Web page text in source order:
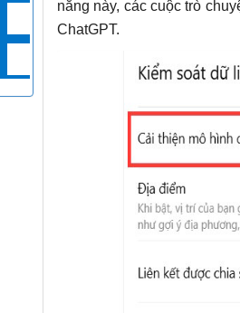
năng này, các cuộc trò
ChatGPT.